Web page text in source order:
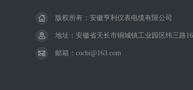
版权所有：安徽亨利仪表电缆有限公司
地址：安徽省天长市铜城镇工业园区纬三路
邮箱：cocbi@163.com